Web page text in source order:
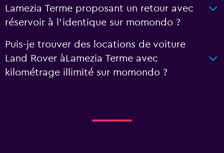
Lamezia Terme proposant un retour avec
réservoir à l'identique sur momondo ?
Puis-je trouver des locations de voiture
Land Rover àLamezia Terme avec
kilométrage illimité sur momondo ?